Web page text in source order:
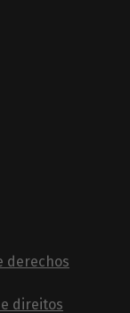
derechos
direitos